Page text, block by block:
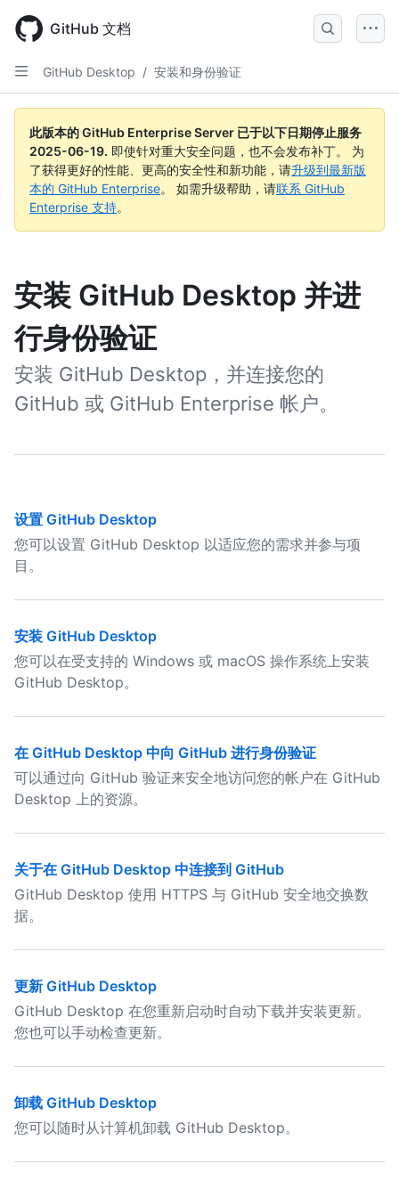
main
content
GitHub 文档
GitHub Desktop / 安装和身份验证
此版本的 GitHub Enterprise Server 已于以下日期停止服务
2025-06-19. 即使针对重大安全问题，也不会发布补丁。 为
了获得更好的性能、更高的安全性和新功能，请升级到最新版
本的 GitHub Enterprise。 如需升级帮助，请联系 GitHub
Enterprise 支持。
安装 GitHub Desktop 并进
行身份验证
安装 GitHub Desktop，并连接您的
GitHub 或 GitHub Enterprise 帐户。
设置 GitHub Desktop
您可以设置 GitHub Desktop 以适应您的需求并参与项
目。
安装 GitHub Desktop
您可以在受支持的 Windows 或 macOS 操作系统上安装
GitHub Desktop。
在 GitHub Desktop 中向 GitHub 进行身份验证
可以通过向 GitHub 验证来安全地访问您的帐户在 GitHub
Desktop 上的资源。
关于在 GitHub Desktop 中连接到 GitHub
GitHub Desktop 使用 HTTPS 与 GitHub 安全地交换数
据。
更新 GitHub Desktop
GitHub Desktop 在您重新启动时自动下载并安装更新。
您也可以手动检查更新。
卸载 GitHub Desktop
您可以随时从计算机卸载 GitHub Desktop。